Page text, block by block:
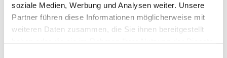
soziale Medien, Werbung und Analysen weiter. Unsere
Partner führen diese Informationen möglicherweise mit
weiteren Daten zusammen, die Sie ihnen bereitgestellt